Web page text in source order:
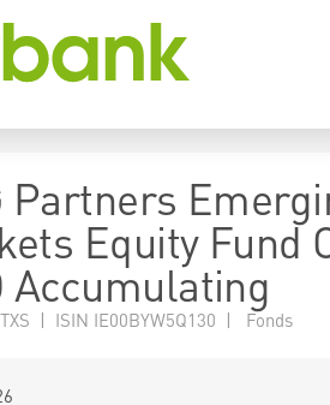
Partners
Equity Fund
Accumulating
| ISIN IE00BYW5Q130 | Fonds